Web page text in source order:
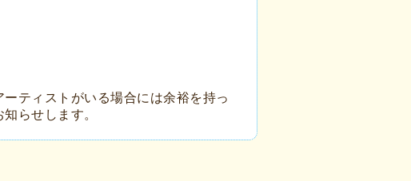
ティストがいる場合には余裕を持っ
らせします。